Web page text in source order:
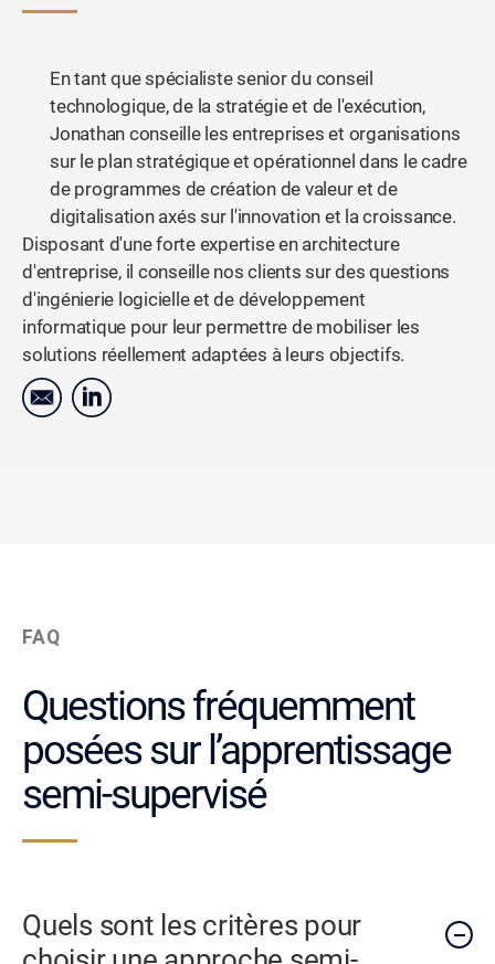
En tant que spécialiste senior du conseil
technologique, de la stratégie et de l'exécution,
Jonathan conseille les entreprises et organisations
sur le plan stratégique et opérationnel dans le cadre
de programmes de création de valeur et de
digitalisation axés sur l'innovation et la croissance.
Disposant d'une forte expertise en architecture
d'entreprise, il conseille nos clients sur des questions
d'ingénierie logicielle et de développement
informatique pour leur permettre de mobiliser les
solutions réellement adaptées à leurs objectifs.
FAQ
Questions fréquemment
posées sur l’apprentissage
semi-supervisé
Quels sont les critères pour